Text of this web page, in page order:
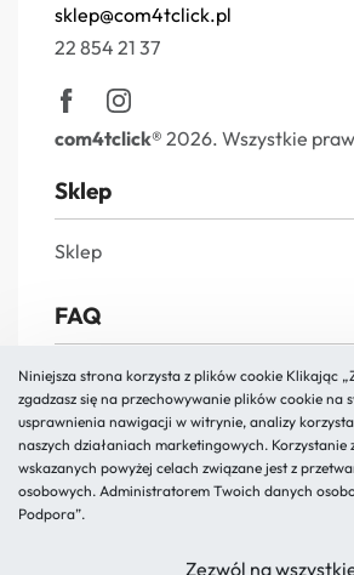
sklep@com4tclick.pl
22 854 21 37
com4tclick® 2026. Wszystkie
Sklep
Sklep
FAQ
FAQs
Reklamacja i zwroty
Polityka prywatności
Regulamin
Niniejsza strona korzysta z plików cookie Klikając
zgadzasz się na przechowywanie plików cookie na
usprawnienia nawigacji w witrynie, analizy
naszych działaniach marketingowych. Korzystanie
wskazanych powyżej celach związane jest z
osobowych. Administratorem Twoich danych
Podpora”.
Zezwól na